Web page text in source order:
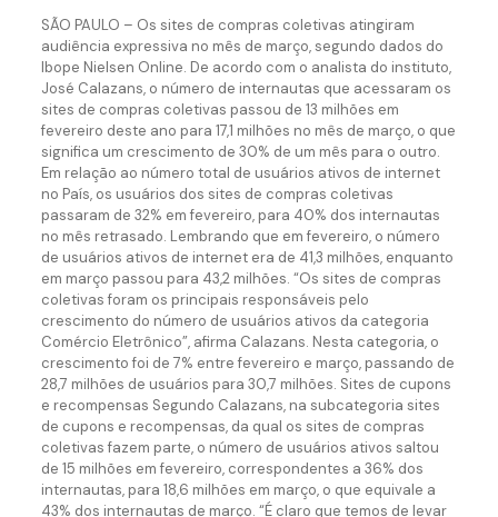
SÃO PAULO – Os sites de compras coletivas atingiram
audiência expressiva no mês de março, segundo dados do
Ibope Nielsen Online. De acordo com o analista do instituto,
José Calazans, o número de internautas que acessaram os
sites de compras coletivas passou de 13 milhões em
fevereiro deste ano para 17,1 milhões no mês de março, o que
significa um crescimento de 30% de um mês para o outro.
Em relação ao número total de usuários ativos de internet
no País, os usuários dos sites de compras coletivas
passaram de 32% em fevereiro, para 40% dos internautas
no mês retrasado. Lembrando que em fevereiro, o número
de usuários ativos de internet era de 41,3 milhões, enquanto
em março passou para 43,2 milhões. “Os sites de compras
coletivas foram os principais responsáveis pelo
crescimento do número de usuários ativos da categoria
Comércio Eletrônico”, afirma Calazans. Nesta categoria, o
crescimento foi de 7% entre fevereiro e março, passando de
28,7 milhões de usuários para 30,7 milhões. Sites de cupons
e recompensas Segundo Calazans, na subcategoria sites
de cupons e recompensas, da qual os sites de compras
coletivas fazem parte, o número de usuários ativos saltou
de 15 milhões em fevereiro, correspondentes a 36% dos
internautas, para 18,6 milhões em março, o que equivale a
43% dos internautas de março. “É claro que temos de levar